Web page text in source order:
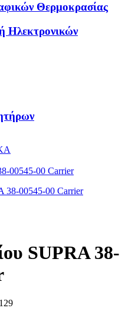
Θερμοκρασίας
Ηλεκτρονικών
00545-00 Carrier
SUPRA 38-